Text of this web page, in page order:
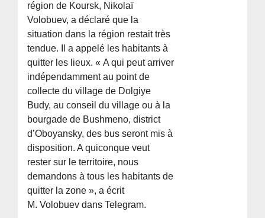
région de Koursk, Nikolaï
Volobuev, a déclaré que la
situation dans la région restait très
tendue. Il a appelé les habitants à
quitter les lieux. « A qui peut arriver
indépendamment au point de
collecte du village de Dolgiye
Budy, au conseil du village ou à la
bourgade de Bushmeno, district
d’Oboyansky, des bus seront mis à
disposition. A quiconque veut
rester sur le territoire, nous
demandons à tous les habitants de
quitter la zone », a écrit
M. Volobuev dans Telegram.